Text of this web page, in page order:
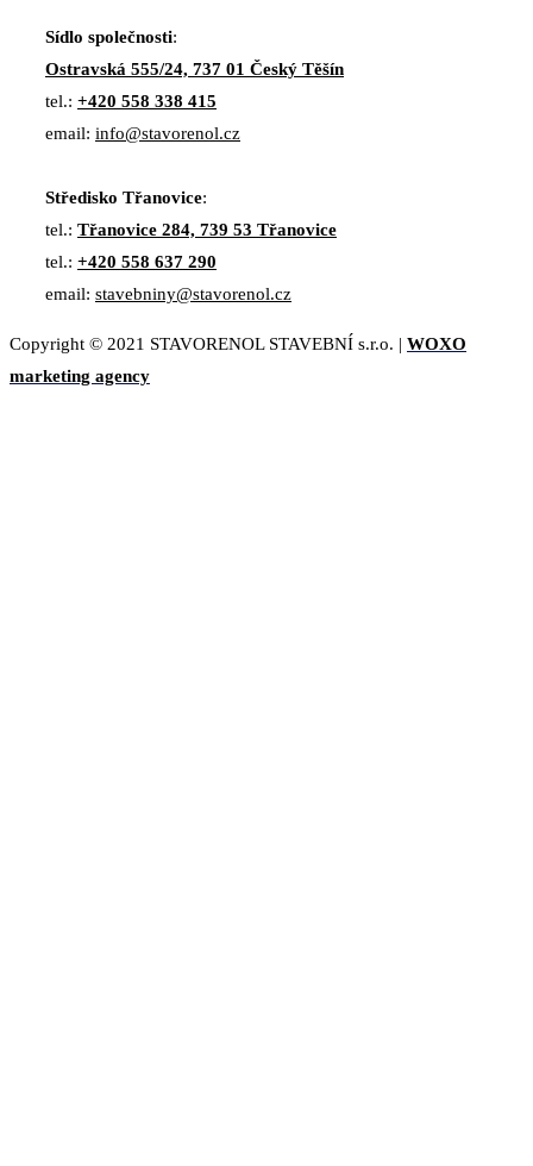
Sídlo společnosti:
Ostravská 555/24, 737 01 Český Těšín
tel.: +420 558 338 415
email: info@stavorenol.cz
Středisko Třanovice:
tel.: Třanovice 284, 739 53 Třanovice
tel.: +420 558 637 290
email: stavebniny@stavorenol.cz
Copyright © 2021 STAVORENOL STAVEBNÍ s.r.o. | WOXO
marketing agency